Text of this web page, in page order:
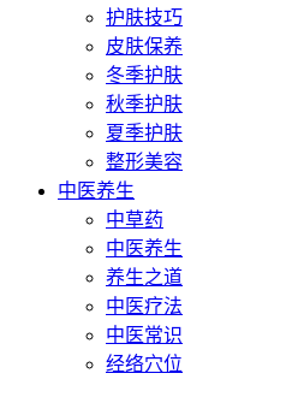
护肤技巧
皮肤保养
冬季护肤
秋季护肤
夏季护肤
整形美容
中医养生
中草药
中医养生
养生之道
中医疗法
中医常识
经络穴位